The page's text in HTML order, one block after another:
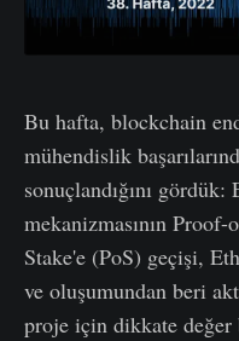
Bu hafta, blockchain
mühendislik
sonuçlandığını
mekanizmasının
Stake'e (PoS) geçişi,
ve oluşumundan beri
proje için dikkate